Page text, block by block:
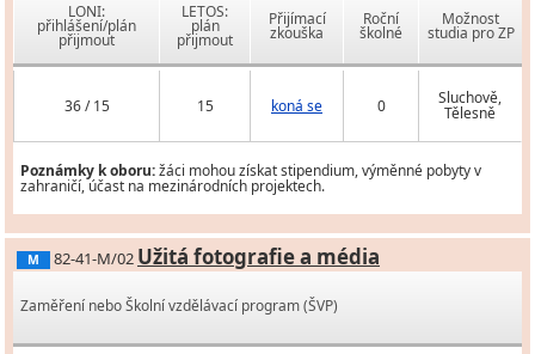
LONI:
přihlášení/plán
přijmout
LETOS:
plán
přijmout
Přijímací
zkouška
Roční
školné
Možnost
studia pro ZP
36 / 15 15 koná se 0 Sluchově,
Tělesně
Poznámky k oboru:žáci mohou získat stipendium, výměnné pobyty v
zahraničí, účast na mezinárodních projektech.
M 82-41-M/02 Užitá fotografie a média
Zaměření nebo Školní vzdělávací program (ŠVP)